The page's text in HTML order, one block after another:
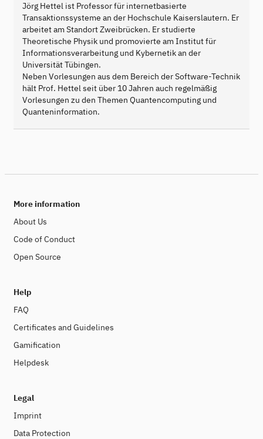
Jörg Hettel ist Professor für internetbasierte
Transaktionssysteme an der Hochschule Kaiserslautern. Er
arbeitet am Standort Zweibrücken. Er studierte
Theoretische Physik und promovierte am Institut für
Informationsverarbeitung und Kybernetik an der
Universität Tübingen.
Neben Vorlesungen aus dem Bereich der Software-Technik
hält Prof. Hettel seit über 10 Jahren auch regelmäßig
Vorlesungen zu den Themen Quantencomputing und
Quanteninformation.
More information
About Us
Code of Conduct
Open Source
Help
FAQ
Certificates and Guidelines
Gamification
Helpdesk
Legal
Imprint
Data Protection